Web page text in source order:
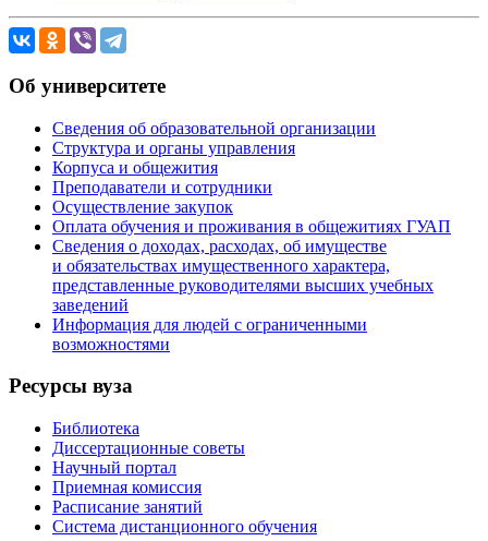
Об университете
Сведения об образовательной организации
Структура и органы управления
Корпуса и общежития
Преподаватели и сотрудники
Осуществление закупок
Оплата обучения и проживания в общежитиях ГУАП
Сведения о доходах, расходах, об имуществе
и обязательствах имущественного характера,
представленные руководителями высших учебных
заведений
Информация для людей с ограниченными
возможностями
Ресурсы вуза
Библиотека
Диссертационные советы
Научный портал
Приемная комиссия
Расписание занятий
Система дистанционного обучения